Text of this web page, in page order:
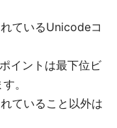
ているUnicodeコ
イントは最下位ビ
。
ていること以外は